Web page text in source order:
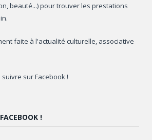
beauté...) pour trouver les prestations
faite à l'actualité culturelle, associative
sur Facebook !
!